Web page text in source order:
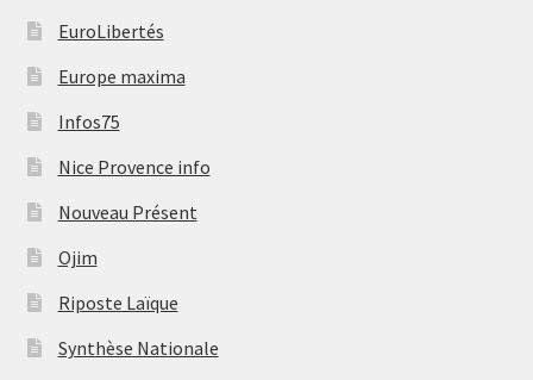
EuroLibertés
Europe maxima
Infos75
Nice Provence info
Nouveau Présent
Ojim
Riposte Laïque
Synthèse Nationale